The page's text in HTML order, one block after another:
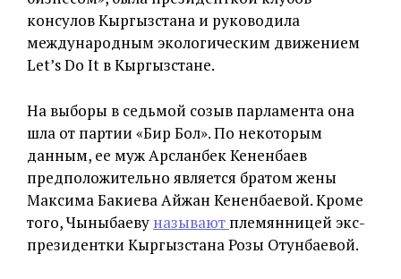
консулов Кыргызстана и руководила
международным экологическим движением
Let’s Do It в Кыргызстане.
На выборы в седьмой созыв парламента она
шла от партии «Бир Бол». По некоторым
данным, ее муж Арсланбек Кененбаев
предположительно является братом жены
Максима Бакиева Айжан Кененбаевой. Кроме
того, Чыныбаеву называют племянницей экс-
президентки Кыргызстана Розы Отунбаевой.